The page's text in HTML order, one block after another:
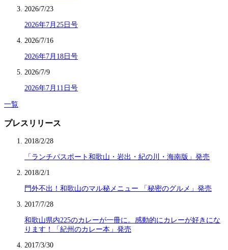
2026/7/23
2026年7月25日号
2026/7/16
2026年7月18日号
2026/7/9
2026年7月11日号
一覧
プレスリリース
2018/2/28
「ランチパスポート和歌山・岩出・紀の川・海南版」発売
2018/2/1
門外不出！和歌山のマル秘メニュー 「秘密のグルメ」発売
2017/7/28
和歌山県内225のカレーが一冊に。感動的にカレーが好きにな
ります！「紀州のカレー本」発売
2017/3/30